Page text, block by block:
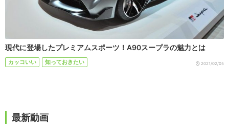
現代に登場したプレミアムスポーツ！A90スープラの魅力とは
カッコいい 知っておきたい 2021/02/05
最新動画